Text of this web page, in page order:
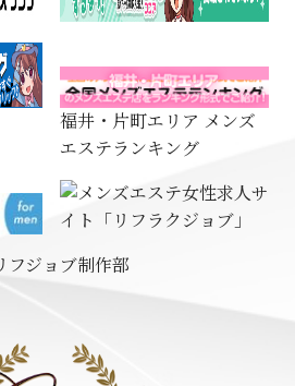
福井・片町エリア メンズ
エステランキング